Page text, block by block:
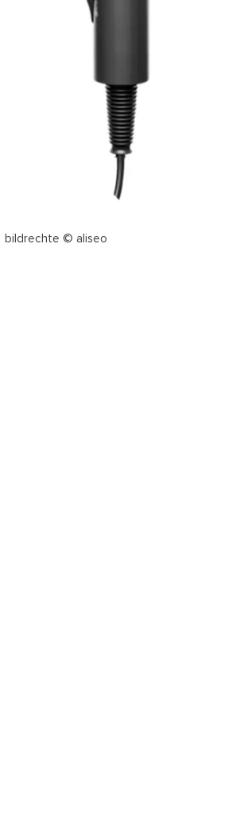
bildrechte © aliseo